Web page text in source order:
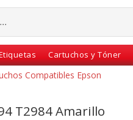
Cartuchos y Tóner
Compatibles Epson
T2984 Amarillo